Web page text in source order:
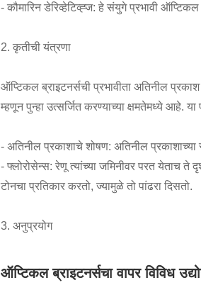
- कौमारिन डेरिव्हेटिव्ह्ज: हे संयुगे प्रभावी
2. कृतीची यंत्रणा
ऑप्टिकल ब्राइटनर्सची प्रभावीता अतिनील
म्हणून पुन्हा उत्सर्जित करण्याच्या क्षमतेमध्ये आहे.
- अतिनील प्रकाशाचे शोषण: अतिनील
- फ्लोरोसेन्स: रेणू त्यांच्या जमिनीवर परत येताच ते
टोनचा प्रतिकार करतो, ज्यामुळे तो पांढरा दिसतो.
3. अनुप्रयोग
ऑप्टिकल ब्राइटनर्सचा वापर विविध